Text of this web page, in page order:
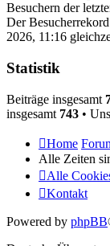
Besuchern der
Der
2026, 11:16
Statistik
Beiträge insgesamt
insgesamt 743 •
Home
Alle Zeiten
Alle
Kontakt
Powered by phpBB